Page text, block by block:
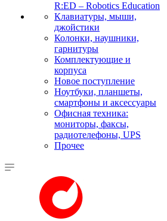
R:ED – Robotics Education
Клавиатуры, мыши,
джойстики
Колонки, наушники,
гарнитуры
Комплектующие и
корпуса
Новое поступление
Ноутбуки, планшеты,
смартфоны и аксессуары
Офисная техника:
мониторы, факсы,
радиотелефоны, UPS
Прочее